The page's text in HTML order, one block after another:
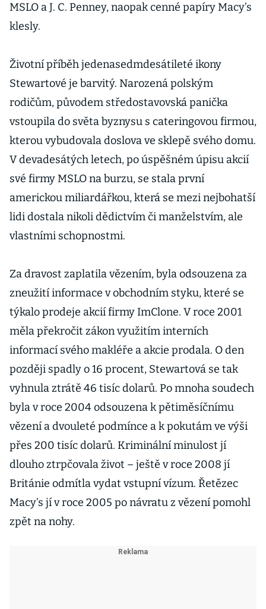
MSLO a J. C. Penney, naopak cenné papíry Macy’s
klesly.
Životní příběh jedenasedmdesátileté ikony
Stewartové je barvitý. Narozená polským
rodičům, původem středostavovská panička
vstoupila do světa byznysu s cateringovou firmou,
kterou vybudovala doslova ve sklepě svého domu.
V devadesátých letech, po úspěšném úpisu akcií
své firmy MSLO na burzu, se stala první
americkou miliardářkou, která se mezi nejbohatší
lidi dostala nikoli dědictvím či manželstvím, ale
vlastními schopnostmi.
Za dravost zaplatila vězením, byla odsouzena za
zneužití informace v obchodním styku, které se
týkalo prodeje akcií firmy ImClone. V roce 2001
měla překročit zákon využitím interních
informací svého makléře a akcie prodala. O den
později spadly o 16 procent, Stewartová se tak
vyhnula ztrátě 46 tisíc dolarů. Po mnoha soudech
byla v roce 2004 odsouzena k pětiměsíčnímu
vězení a dvouleté podmínce a k pokutám ve výši
přes 200 tisíc dolarů. Kriminální minulost jí
dlouho ztrpčovala život – ještě v roce 2008 jí
Británie odmítla vydat vstupní vízum. Řetězec
Macy’s jí v roce 2005 po návratu z vězení pomohl
zpět na nohy.